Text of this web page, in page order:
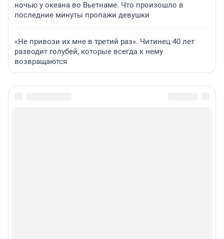
ночью у океана во Вьетнаме. Что произошло в
последние минуты пропажи девушки
«Не привози их мне в третий раз». Читинец 40 лет
разводит голубей, которые всегда к нему
возвращаются